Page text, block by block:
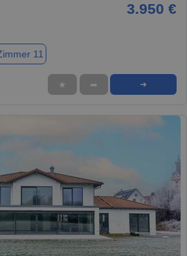
3.950 €
11
★ ➦ ➜